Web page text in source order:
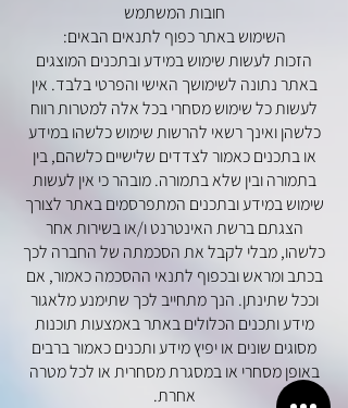
חובות המשתמש
השימוש באתר כפוף לתנאים הבאים:
הזכות לעשות שימוש במידע ובתכנים המוצגים
באתר נתונה לשימושך האישי והפרטי בלבד. אין
לעשות כל שימוש מסחרי בכל אלה למטרות רווח
כלשהן ואינך רשאי להרשות שימוש כלשהו במידע
או בתכנים כאמור לצדדים שלישיים כלשהם, בין
בתמורה ובין שלא בתמורה. מובהר כי אין לעשות
שימוש במידע ובתכנים המתפרסמים באתר לצורך
הצגתם ברשת האינטרנט ו/או בשירות אחר
כלשהו, מבלי לקבל את הסכמתה של החברה לכך
בכתב ומראש ובכפוף לתנאי ההסכמה כאמור, אם
וככל שתינתן. הנך מתחייב לכך שתימנע מלאגור
מידע ותכנים הכלולים באתר באמצעות תוכנות
מסוגים שונים או יפיץ מידע ותכנים כאמור ברבים
באופן מסחרי או במסגרת מסחרית או לכל מטרה
אחרת.